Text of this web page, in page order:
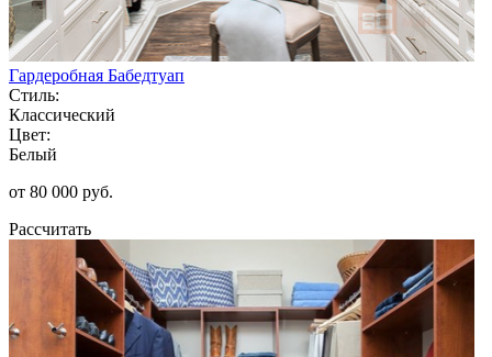
Гардеробная Бабедтуап
Стиль:
Классический
Цвет:
Белый
от 80 000 руб.
Рассчитать